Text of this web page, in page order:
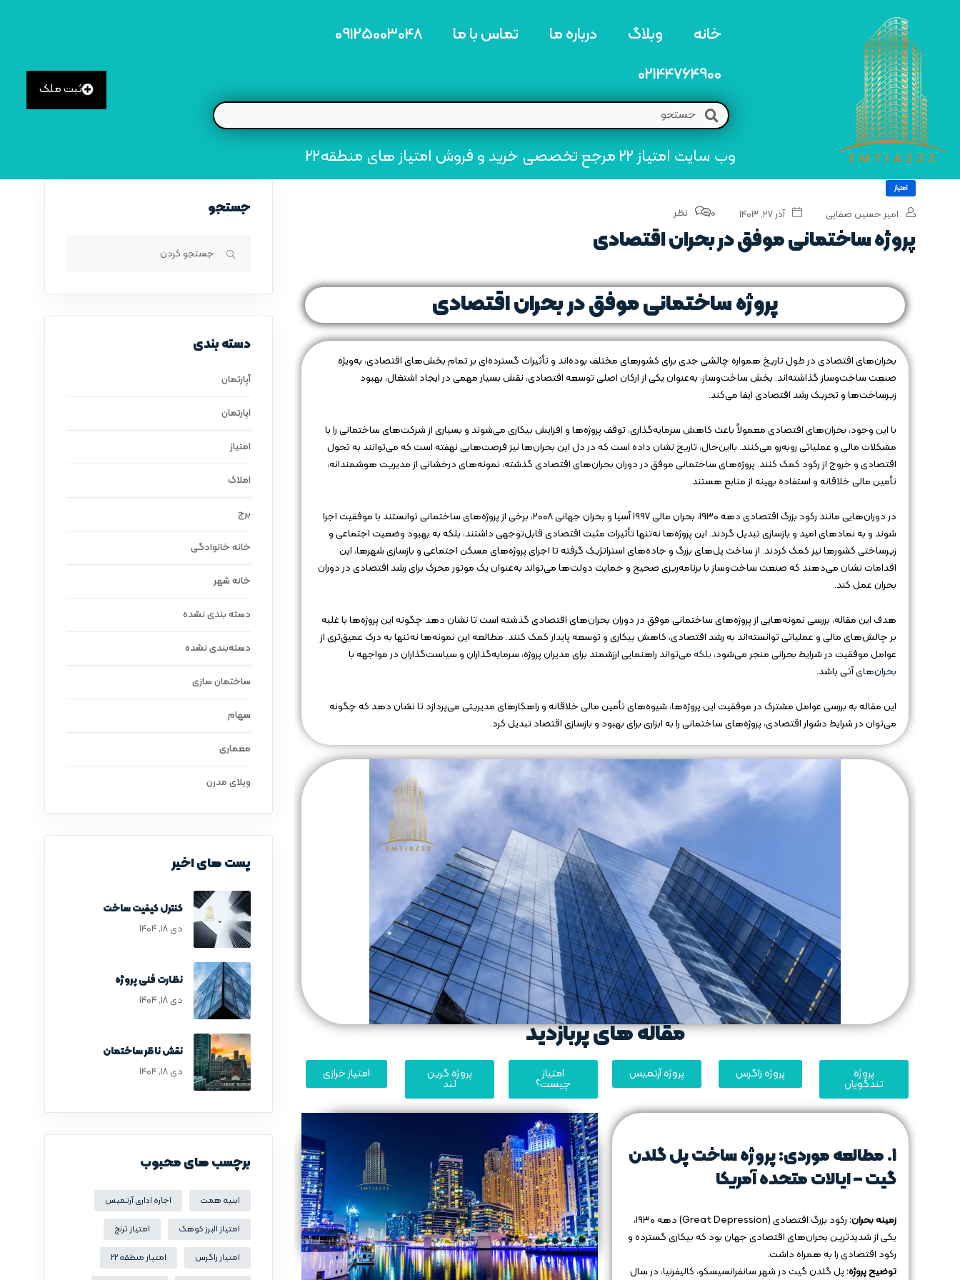
خانه وبلاگ درباره ما تماس با ما
09125003048
02144764900
وب سایت امتیاز 22 مرجع تخصصی خرید و فروش امتیاز های منطقه22
ثبت ملک
امتیاز
امیر حسین صفایی آذر ۲۷, ۱۴۰۳ 0 نظر
پروژه‌ ساختمانی موفق در بحران‌ اقتصادی
پروژه‌ ساختمانی موفق در بحران‌ اقتصادی
بحران‌های اقتصادی در طول تاریخ همواره چالشی جدی برای کشورهای مختلف بوده‌اند و تأثیرات گسترده‌ای بر تمام بخش‌های اقتصادی، به‌ویژه
صنعت ساخت‌وساز گذاشته‌اند. بخش ساخت‌وساز، به‌عنوان یکی از ارکان اصلی توسعه اقتصادی، نقش بسیار مهمی در ایجاد اشتغال، بهبود
زیرساخت‌ها و تحریک رشد اقتصادی ایفا می‌کند.
با این وجود، بحران‌های اقتصادی معمولاً باعث کاهش سرمایه‌گذاری، توقف پروژه‌ها و افزایش بیکاری می‌شوند و بسیاری از شرکت‌های ساختمانی را با
مشکلات مالی و عملیاتی روبه‌رو می‌کنند. بااین‌حال، تاریخ نشان داده است که در دل این بحران‌ها نیز فرصت‌هایی نهفته است که می‌توانند به تحول
اقتصادی و خروج از رکود کمک کنند. پروژه‌های ساختمانی موفق در دوران بحران‌های اقتصادی گذشته، نمونه‌های درخشانی از مدیریت هوشمندانه،
تأمین مالی خلاقانه و استفاده بهینه از منابع هستند.
در دوران‌هایی مانند رکود بزرگ اقتصادی دهه ۱۹۳۰، بحران مالی ۱۹۹۷ آسیا و بحران جهانی ۲۰۰۸، برخی از پروژه‌های ساختمانی توانستند با موفقیت اجرا
شوند و به نمادهای امید و بازسازی تبدیل گردند. این پروژه‌ها نه‌تنها تأثیرات مثبت اقتصادی قابل‌توجهی داشتند، بلکه به بهبود وضعیت اجتماعی و
زیرساختی کشورها نیز کمک کردند. از ساخت پل‌های بزرگ و جاده‌های استراتژیک گرفته تا اجرای پروژه‌های مسکن اجتماعی و بازسازی شهرها، این
اقدامات نشان می‌دهند که صنعت ساخت‌وساز با برنامه‌ریزی صحیح و حمایت دولت‌ها می‌تواند به‌عنوان یک موتور محرک برای رشد اقتصادی در دوران
بحران عمل کند.
هدف این مقاله، بررسی نمونه‌هایی از پروژه‌های ساختمانی موفق در دوران بحران‌های اقتصادی گذشته است تا نشان دهد چگونه این پروژه‌ها با غلبه
بر چالش‌های مالی و عملیاتی توانسته‌اند به رشد اقتصادی، کاهش بیکاری و توسعه پایدار کمک کنند. مطالعه این نمونه‌ها نه‌تنها به درک عمیق‌تری از
عوامل موفقیت در شرایط بحرانی منجر می‌شود، بلکهمی‌تواند راهنمایی ارزشمند برای مدیران پروژه، سرمایه‌گذاران و سیاست‌گذاران در مواجهه با
بحران‌هایآتی باشد.
این مقاله به بررسی عوامل مشترک در موفقیت این پروژه‌ها، شیوه‌های تأمین مالی خلاقانه و راهکارهای مدیریتی می‌پردازد تا نشان دهد که چگونه
می‌توان در شرایط دشوار اقتصادی، پروژه‌های ساختمانی را به ابزاری برای بهبود و بازسازی اقتصاد تبدیل کرد.
مقاله های پربازدید
پروژه
تندگویان
پروژه زاگرس پروژه آرتمیس امتیاز
چیست؟
پروژه گرین
لند
امتیاز خرازی
۱. مطالعه موردی: پروژه ساخت پل گلدن
گیت – ایالات متحده آمریکا
زمینه بحران:
رکود بزرگ اقتصادی (Great Depression) دهه ۱۹۳۰،
یکی از شدیدترین بحران‌های اقتصادی جهان بود که بیکاری گسترده و
رکود اقتصادی را به همراه داشت.
توضیح پروژه:پل گلدن گیت در شهر سانفرانسیسکو، کالیفرنیا، در سال
جستجو
دسته بندی
آپارتمان
اپارتمان
امتیاز
املاک
برج
خانه خانوادگی
خانه شهر
دسته بندی نشده
دسته‌بندی نشده
ساختمان سازی
سهام
معماری
ویلای مدرن
پست های اخیر
کنترل کیفیت ساخت
دی ۱۸, ۱۴۰۴
نظارت فنی پروژه
دی ۱۸, ۱۴۰۴
نقش ناظر ساختمان
دی ۱۸, ۱۴۰۴
برچسب های محبوب
ابنیه همت اجاره اداری آرتمیس
امتیاز البرز کوهک امتیاز ترنج
امتیاز زاگرس امتیاز منطقه 22